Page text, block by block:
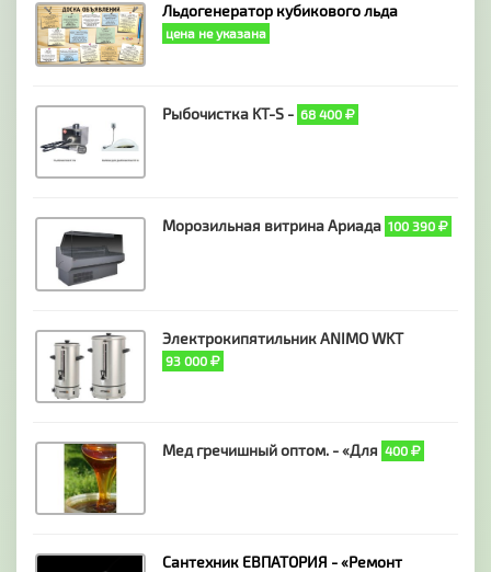
Льдогенератор кубикового льда
цена не указана
Рыбочистка KT-S - 68 400
Морозильная витрина Ариада 100 390
Электрокипятильник ANIMO WKT
93 000
Мед гречишный оптом. - «Для 400
Сантехник ЕВПАТОРИЯ - «Ремонт